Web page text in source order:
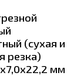
(сухая и
резка)
мм